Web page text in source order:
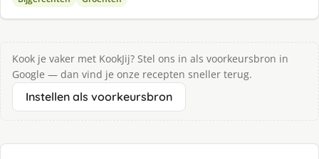
Kook je vaker met KookJij? Stel ons in als voorkeursbron in
Google — dan vind je onze recepten sneller terug.
Instellen als voorkeursbron